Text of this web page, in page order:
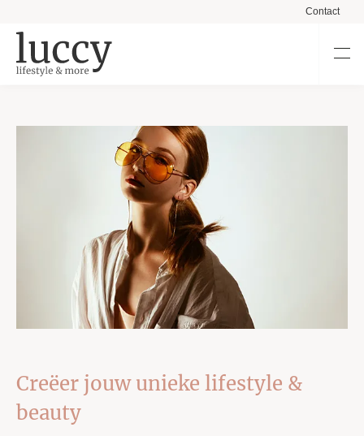
Contact
Creëer jouw unieke lifestyle &
beauty